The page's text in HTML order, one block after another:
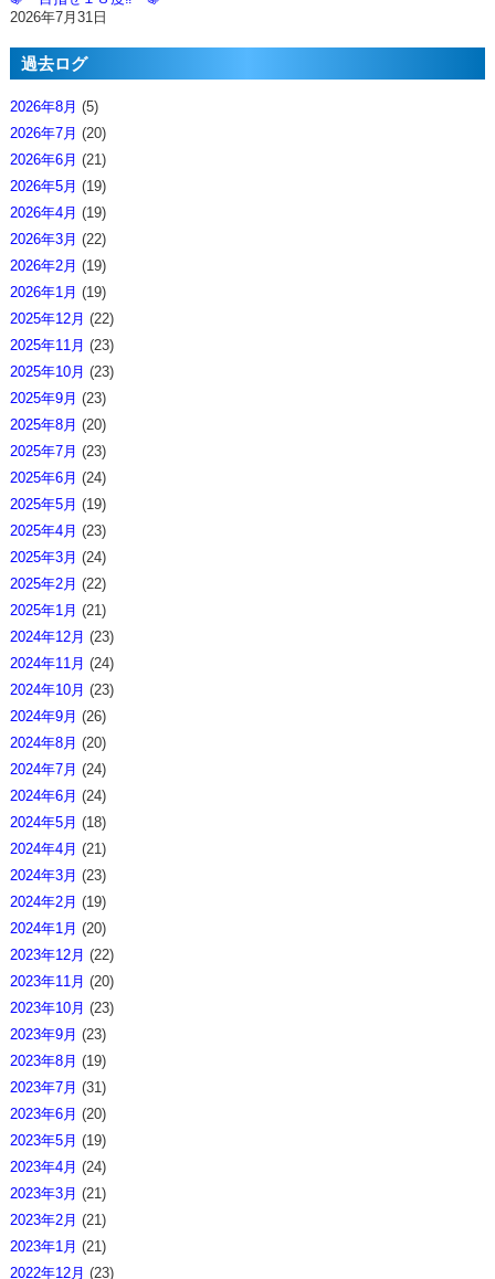
2026年7月31日
過去ログ
2026年8月 (5)
2026年7月 (20)
2026年6月 (21)
2026年5月 (19)
2026年4月 (19)
2026年3月 (22)
2026年2月 (19)
2026年1月 (19)
2025年12月 (22)
2025年11月 (23)
2025年10月 (23)
2025年9月 (23)
2025年8月 (20)
2025年7月 (23)
2025年6月 (24)
2025年5月 (19)
2025年4月 (23)
2025年3月 (24)
2025年2月 (22)
2025年1月 (21)
2024年12月 (23)
2024年11月 (24)
2024年10月 (23)
2024年9月 (26)
2024年8月 (20)
2024年7月 (24)
2024年6月 (24)
2024年5月 (18)
2024年4月 (21)
2024年3月 (23)
2024年2月 (19)
2024年1月 (20)
2023年12月 (22)
2023年11月 (20)
2023年10月 (23)
2023年9月 (23)
2023年8月 (19)
2023年7月 (31)
2023年6月 (20)
2023年5月 (19)
2023年4月 (24)
2023年3月 (21)
2023年2月 (21)
2023年1月 (21)
2022年12月 (23)